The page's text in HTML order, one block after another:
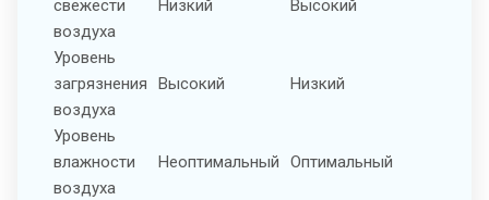
свежести
воздуха
Низкий Высокий
Уровень
загрязнения
воздуха
Высокий Низкий
Уровень
влажности
воздуха
Неоптимальный Оптимальный